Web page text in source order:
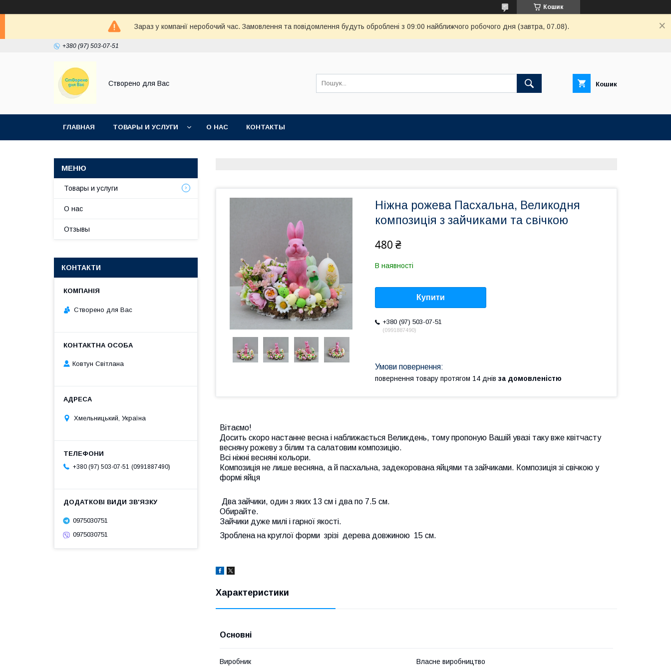
Кошик
Зараз у компанії неробочий час. Замовлення та повідомлення будуть оброблені з 09:00 найближчого робочого дня (завтра, 07.08).
+380 (97) 503-07-51
Створено для Вас Кошик
ГЛАВНАЯ ТОВАРЫ И УСЛУГИ О НАС КОНТАКТЫ
Ніжна рожева Пасхальна, Великодня
композиція з зайчиками та свічкою
480 ₴
В наявності
Купити
+380 (97) 503-07-51
0991887490
повернення товару протягом 14 днів за домовленістю
Вітаємо!
Досить скоро настанне весна і наближається Великдень, тому пропоную Вашій увазі таку вже квітчасту
весняну рожеву з білим та салатовим композицію.
Всі ніжні весняні кольори.
Композиція не лише весняна, а й пасхальна, задекорована яйцями та зайчиками. Композиція зі свічкою у
формі яйця
Два зайчики, один з яких 13 см і два по 7.5 см.
Обирайте.
Зайчики дуже милі і гарної якості.
Зроблена на круглої форми зрізі дерева довжиною 15 см.
Характеристики
Основні
Виробник Власне виробництво
Товары и услуги
О нас
Отзывы
КОНТАКТИ
Створено для Вас
Ковтун Світлана
Хмельницький, Україна
+380 (97) 503-07-51 0991887490
0975030751
0975030751